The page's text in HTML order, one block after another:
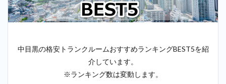
中目黒の格安トランクルームおすすめランキングBEST5を紹
介しています。
※ランキング数は変動します。